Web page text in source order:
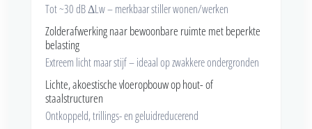
Tot ~30 dB ΔLw – merkbaar stiller wonen/werken
Zolderafwerking naar bewoonbare ruimte met beperkte
belasting
Extreem licht maar stijf – ideaal op zwakkere ondergronden
Lichte, akoestische vloeropbouw op hout- of
staalstructuren
Ontkoppeld, trillings- en geluidreducerend